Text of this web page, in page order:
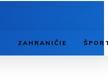
ZAHRANIČIE